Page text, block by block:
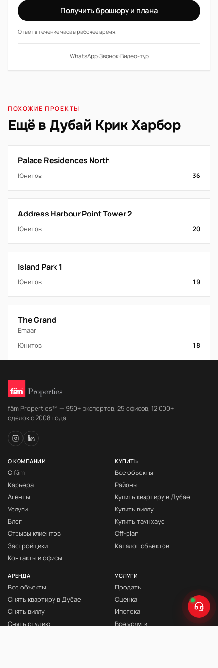
Получить брошюру и плана
Ответ в течение часа в рабочее время.
WhatsApp·Звонок·Видео-тур
ПОХОЖИЕ ПРОЕКТЫ
Ещё в Дубай Крик Харбор
Palace Residences North
Юнитов 36
Address Harbour Point Tower 2
Юнитов 20
Island Park 1
Юнитов 19
The Grand
Emaar
Юнитов
18
fäm Properties™ — 950+ экспертов, 25 офисов, 12 000+
сделок с 2008 года.
О КОМПАНИИ
О fäm
Карьера
Агенты
Услуги
Блог
Отзывы клиентов
Застройщики
Контакты и офисы
КУПИТЬ
Все объекты
Районы
Купить квартиру в Дубае
Купить виллу
Купить таунхаус
Off-plan
Каталог объектов
АРЕНДА
Все объекты
Снять квартиру в Дубае
Снять виллу
Снять студию
УСЛУГИ
Продать
Оценка
Ипотека
Все услуги